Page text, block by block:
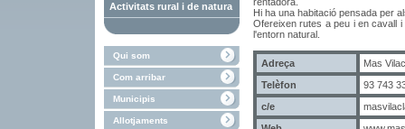
Activitats rural i de natura
Qui som
Com arribar
Municipis
Allotjaments
Hi ha una habitació pensada per
Ofereixen rutes a peu i en cavall
l'entorn natural.
Adreça
Mas
Telèfon
93 743
c/e